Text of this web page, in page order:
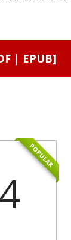
| EPUB]
POPULAR